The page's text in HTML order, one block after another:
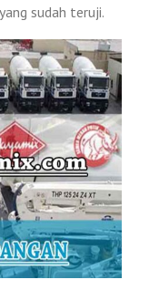
sudah teruji.